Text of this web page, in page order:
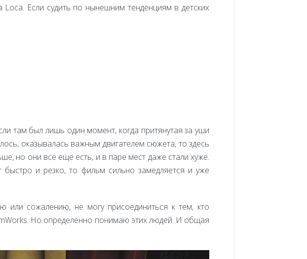
Loca. Если судить по нынешним тенденциям в детских
там был лишь один момент, когда притянутая за уши
оказывалась важным двигателем сюжета, то здесь
но они всё ещё есть, и в паре мест даже стали хуже.
и резко, то фильм сильно замедляется и уже
сожалению, не могу присоединиться к тем, кто
Но определённо понимаю этих людей. И общая